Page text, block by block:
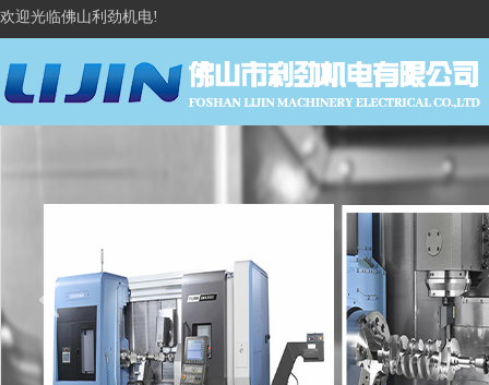
欢迎光临佛山利劲机电!